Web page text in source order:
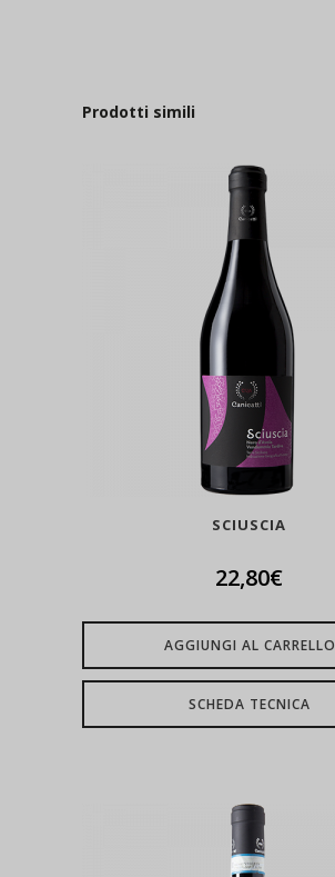
Prodotti simili
SCIUSCIA
22,80€
AGGIUNGI AL CARRELLO
SCHEDA TECNICA